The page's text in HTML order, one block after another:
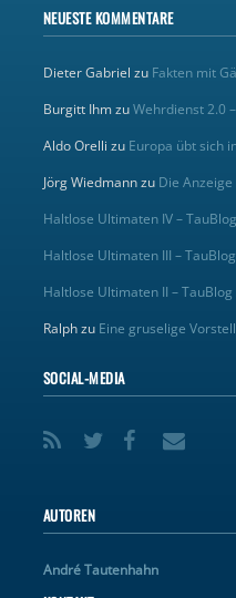
NEUESTE KOMMENTARE
Dieter Gabriel zu Fakten mit
Burgitt IhmzuWehrdienst 2.0
Aldo Orelli zu Europa übt sich
Jörg Wiedmannzu Die
Haltlose Ultimaten IV – TauBlog
Haltlose Ultimaten III – TauBlog
Haltlose Ultimaten II – TauBlog
Ralphzu Eine gruselige
SOCIAL-MEDIA
AUTOREN
André Tautenhahn